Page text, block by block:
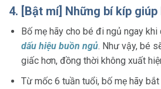
4. [Bật mí] Những bí kíp giúp
Bố mẹ hãy cho bé đi ngủ ngay
dấu hiệu buồn ngủ. Như vậy, bé
giấc hơn, đồng thời không xuất
Từ mốc 6 tuần tuổi, bố mẹ hãy